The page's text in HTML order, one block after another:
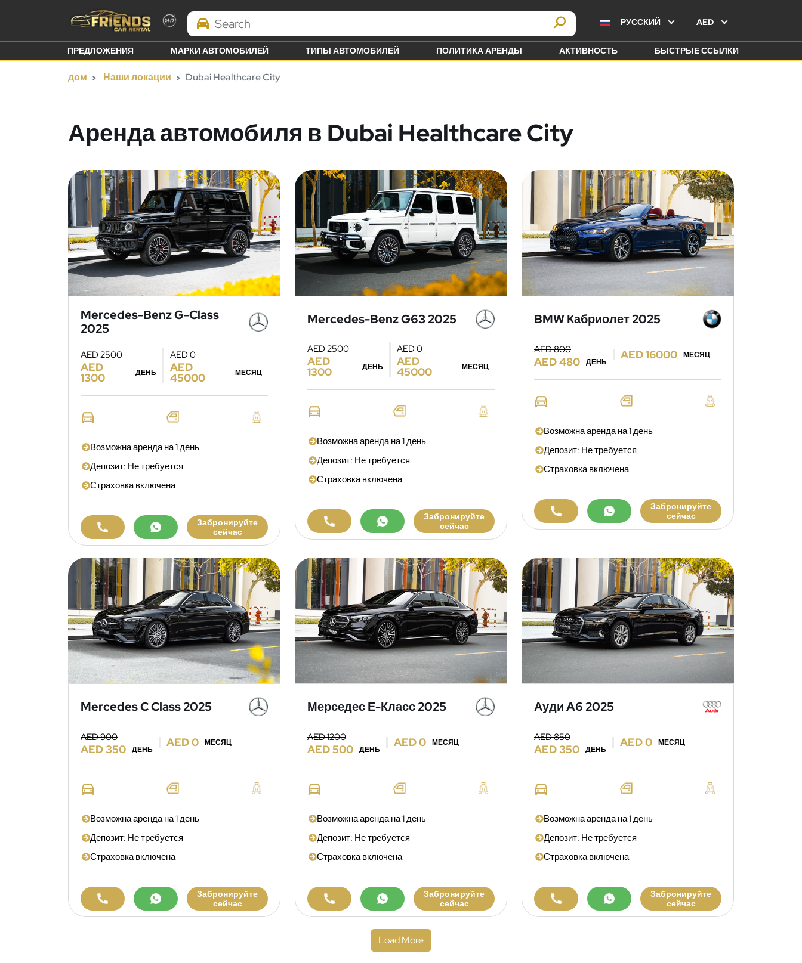
Search Brands РУССКИЙ AED
ПРЕДЛОЖЕНИЯ МАРКИ АВТОМОБИЛЕЙ ТИПЫ АВТОМОБИЛЕЙ ПОЛИТИКА АРЕНДЫ АКТИВНОСТЬ БЫСТРЫЕ ССЫЛКИ
дом Наши локации Dubai Healthcare City
Аренда автомобиля в Dubai Healthcare City
Mercedes-Benz G-Class
2025
AED 2500
AED
1300 ДЕНЬ
AED 0
AED
45000 МЕСЯЦ
Возможна аренда на 1 день
Депозит: Не требуется
Страховка включена
Забронируйте
сейчас
Mercedes-Benz G63 2025
AED 2500
AED
1300 ДЕНЬ
AED 0
AED
45000 МЕСЯЦ
Возможна аренда на 1 день
Депозит: Не требуется
Страховка включена
Забронируйте
сейчас
BMW Кабриолет 2025
AED 800
AED 480 ДЕНЬ
AED 16000 МЕСЯЦ
Возможна аренда на 1 день
Депозит: Не требуется
Страховка включена
Забронируйте
сейчас
Mercedes C Class 2025
AED 900
AED 350 ДЕНЬ
AED 0 МЕСЯЦ
Возможна аренда на 1 день
Депозит: Не требуется
Страховка включена
Забронируйте
сейчас
Мерседес Е-Класс 2025
AED 1200
AED 500 ДЕНЬ
AED 0 МЕСЯЦ
Возможна аренда на 1 день
Депозит: Не требуется
Страховка включена
Забронируйте
сейчас
Ауди A6 2025
AED 850
AED 350 ДЕНЬ
AED 0 МЕСЯЦ
Возможна аренда на 1 день
Депозит: Не требуется
Страховка включена
Забронируйте
сейчас
Load More